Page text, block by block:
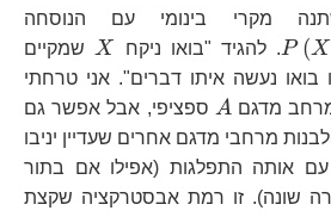
מקרי בינומי עם הנוסחה
P (X . להגיד "בואו ניקח X שמקיים
בואו נעשה איתו דברים". אני טרחתי
מרחב מדגם A ספציפי, אבל אפשר גם
מרחבי מדגם אחרים שעדיין יניבו
X
עם אותה התפלגות (אפילו אם בתור
X
שונה). זו רמת אבסטרקציה שקצת